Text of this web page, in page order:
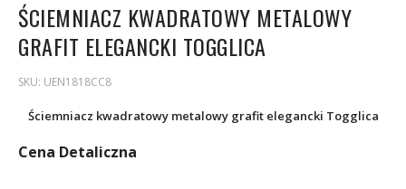
ŚCIEMNIACZ KWADRATOWY METALOWY
GRAFIT ELEGANCKI TOGGLICA
SKU: UEN1818CC8
Ściemniacz kwadratowy metalowy grafit elegancki Togglica
Cena Detaliczna